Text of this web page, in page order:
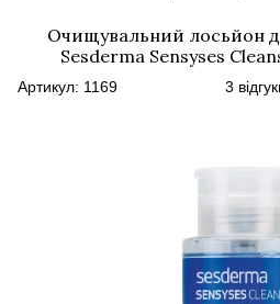
Очищувальний лосьйон
Sesderma Sensyses
Артикул: 1169 3